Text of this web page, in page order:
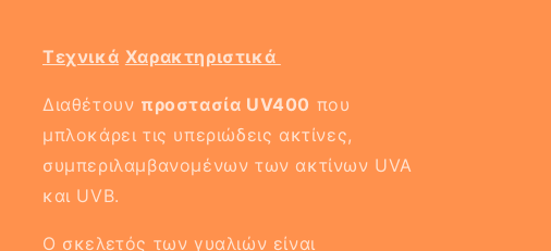
Τεχνικά Χαρακτηριστικά
Διαθέτουν προστασία UV400 που
μπλοκάρει τις υπεριώδεις ακτίνες,
συμπεριλαμβανομένων των ακτίνων UVA
και UVB.
Ο σκελετός των γυαλιών είναι